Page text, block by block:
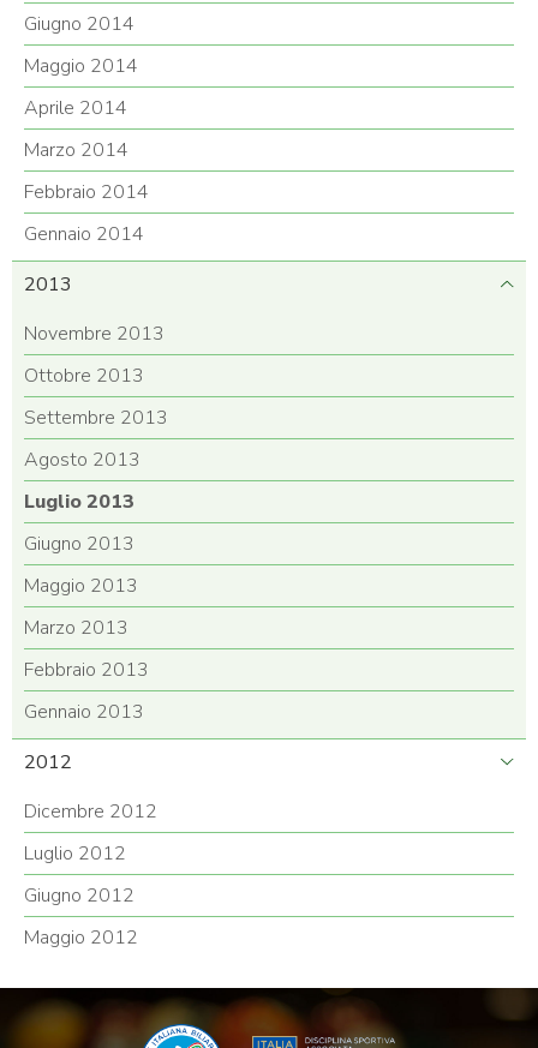
Giugno 2014
Maggio 2014
Aprile 2014
Marzo 2014
Febbraio 2014
Gennaio 2014
2013
Novembre 2013
Ottobre 2013
Settembre 2013
Agosto 2013
Luglio 2013
Giugno 2013
Maggio 2013
Marzo 2013
Febbraio 2013
Gennaio 2013
2012
Dicembre 2012
Luglio 2012
Giugno 2012
Maggio 2012